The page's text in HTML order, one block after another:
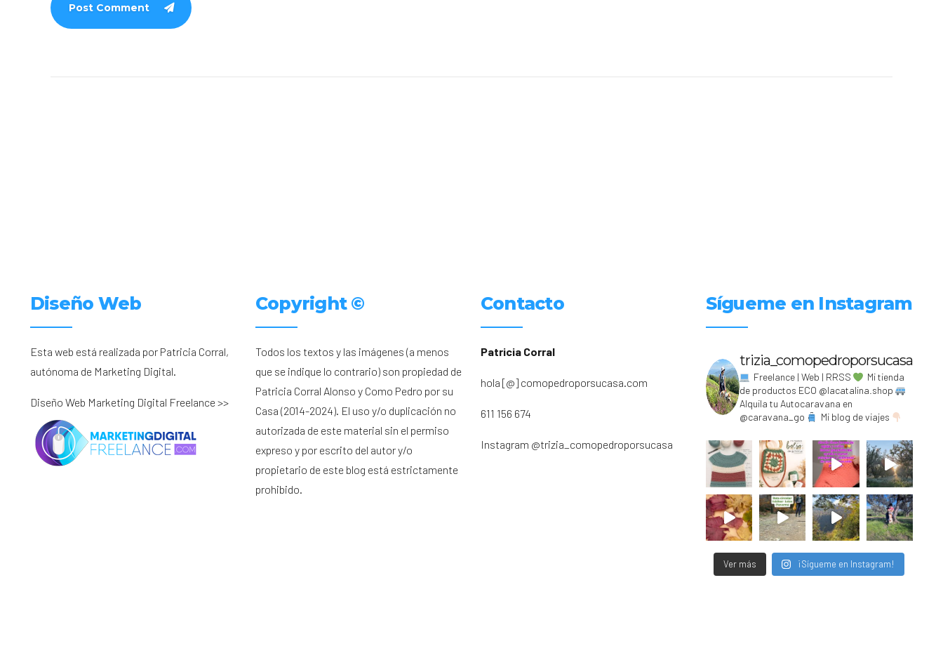
Post Comment
Diseño Web
Esta web está realizada por Patricia Corral,
autónoma de Marketing Digital.
Diseño Web Marketing Digital Freelance >>
Copyright ©
Todos los textos y las imágenes (a menos
que se indique lo contrario) son propiedad de
Patricia Corral Alonso y Como Pedro por su
Casa (2014-2024). El uso y/o duplicación no
autorizada de este material sin el permiso
expreso y por escrito del autor y/o
propietario de este blog está estrictamente
prohibido.
Contacto
Patricia Corral
hola [@] comopedroporsucasa.com
611 156 674
Instagram @trizia_comopedroporsucasa
Sígueme en Instagram
trizia_comopedroporsucasa
Freelance | Web | RRSS
Mi tienda
de productos ECO @lacatalina.shop
Alquila tu Autocaravana en
@caravana_go
Mi blog de viajes
Ver más ¡Sígueme en Instagram!